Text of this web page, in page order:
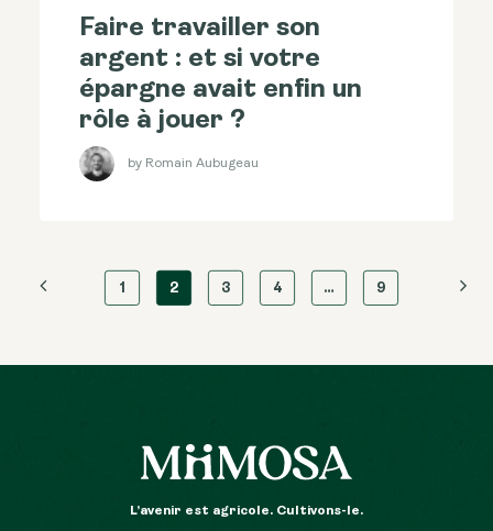
Faire travailler son
argent : et si votre
épargne avait enfin un
rôle à jouer ?
by Romain Aubugeau
1 2 3 4 … 9
L’avenir est agricole. Cultivons-le.